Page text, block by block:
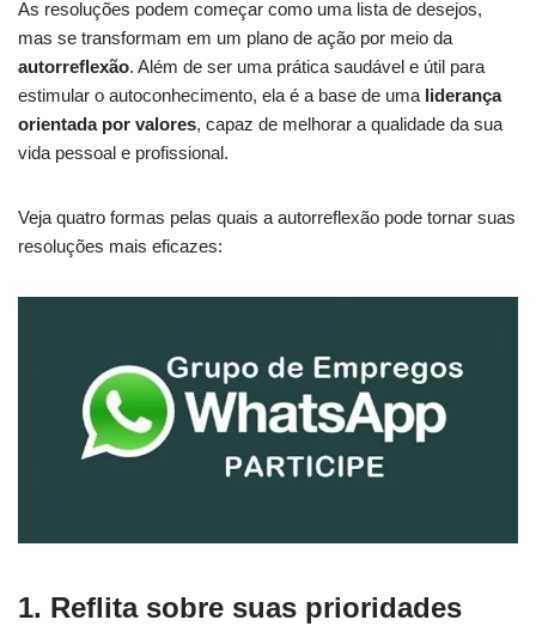
As resoluções podem começar como uma lista de desejos,
mas se transformam em um plano de ação por meio da
autorreflexão. Além de ser uma prática saudável e útil para
estimular o autoconhecimento, ela é a base de uma liderança
orientada por valores, capaz de melhorar a qualidade da sua
vida pessoal e profissional.
Veja quatro formas pelas quais a autorreflexão pode tornar suas
resoluções mais eficazes:
1. Reflita sobre suas prioridades